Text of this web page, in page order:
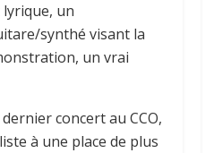
un
synthé visant la
un vrai
concert au CCO,
à une place de plus